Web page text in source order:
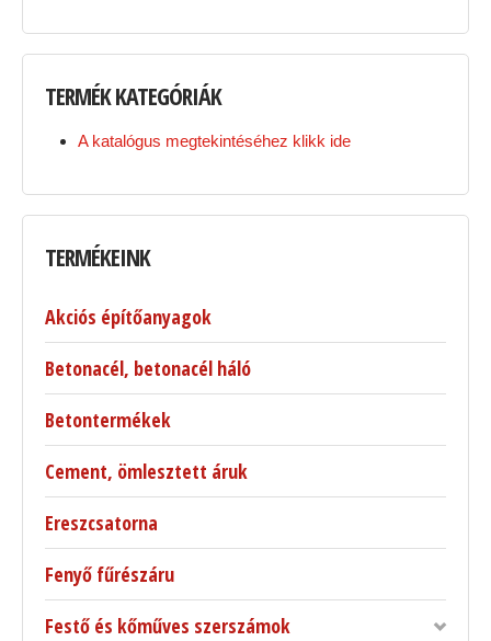
TERMÉKKATEGÓRIÁK
A katalógus megtekintéséhez klikk ide
TERMÉKEINK
Akciós építőanyagok
Betonacél, betonacél háló
Betontermékek
Cement, ömlesztett áruk
Ereszcsatorna
Fenyő fűrészáru
Festő és kőműves szerszámok